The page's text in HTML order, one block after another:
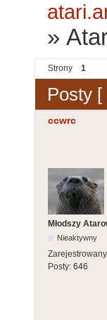
»
Strony 1
Posty [
ccwrc
Młodszy
Nieaktywny
Posty: 646